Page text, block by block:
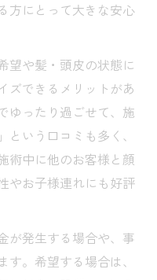
方にとって大きな安心
望や髪・頭皮の状態に
ズできるメリットがあ
ゆったり過ごせて、施
いう口コミも多く、
術中に他のお客様と顔
やお子様連れにも好評
が発生する場合や、事
。希望する場合は、